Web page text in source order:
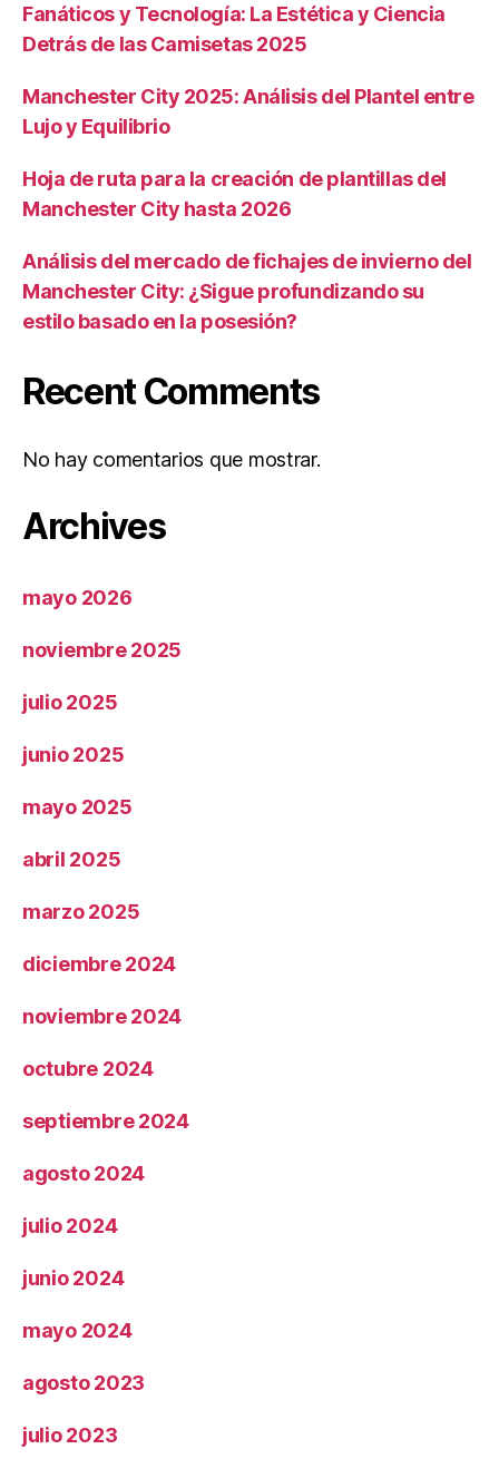
Fanáticos y Tecnología: La Estética y Ciencia
Detrás de las Camisetas 2025
Manchester City 2025: Análisis del Plantel entre
Lujo y Equilibrio
Hoja de ruta para la creación de plantillas del
Manchester City hasta 2026
Análisis del mercado de fichajes de invierno del
Manchester City: ¿Sigue profundizando su
estilo basado en la posesión?
Recent Comments
No hay comentarios que mostrar.
Archives
mayo 2026
noviembre 2025
julio 2025
junio 2025
mayo 2025
abril 2025
marzo 2025
diciembre 2024
noviembre 2024
octubre 2024
septiembre 2024
agosto 2024
julio 2024
junio 2024
mayo 2024
agosto 2023
julio 2023